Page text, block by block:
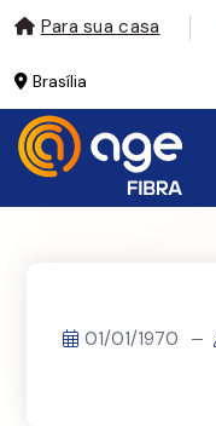
Para sua casa
Brasília
01/01/1970